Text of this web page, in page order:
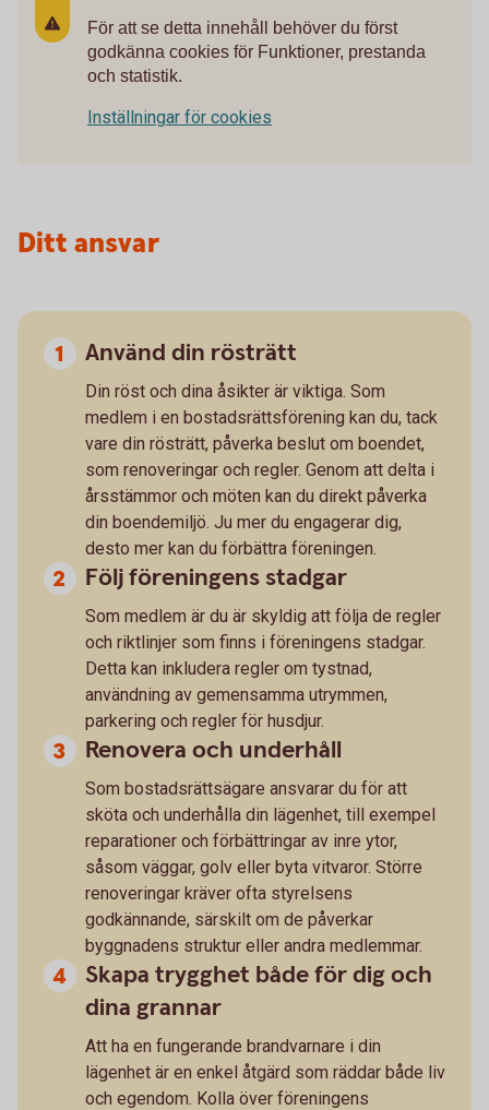
För att se detta innehåll behöver du först
godkänna cookies för Funktioner, prestanda
och statistik.
Inställningar för cookies
Ditt ansvar
Använd din rösträtt
Din röst och dina åsikter är viktiga. Som
medlem i en bostadsrättsförening kan du, tack
vare din rösträtt, påverka beslut om boendet,
som renoveringar och regler. Genom att delta i
årsstämmor och möten kan du direkt påverka
din boendemiljö. Ju mer du engagerar dig,
desto mer kan du förbättra föreningen.
Följ föreningens stadgar
Som medlem är du är skyldig att följa de regler
och riktlinjer som finns i föreningens stadgar.
Detta kan inkludera regler om tystnad,
användning av gemensamma utrymmen,
parkering och regler för husdjur.
Renovera och underhåll
Som bostadsrättsägare ansvarar du för att
sköta och underhålla din lägenhet, till exempel
reparationer och förbättringar av inre ytor,
såsom väggar, golv eller byta vitvaror. Större
renoveringar kräver ofta styrelsens
godkännande, särskilt om de påverkar
byggnadens struktur eller andra medlemmar.
Skapa trygghet både för dig och
dina grannar
Att ha en fungerande brandvarnare i din
lägenhet är en enkel åtgärd som räddar både liv
och egendom. Kolla över föreningens